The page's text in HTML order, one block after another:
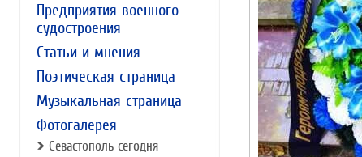
Предприятия военного
судостроения
Статьи и мнения
Поэтическая страница
Музыкальная страница
Фотогалерея
Севастополь сегодня